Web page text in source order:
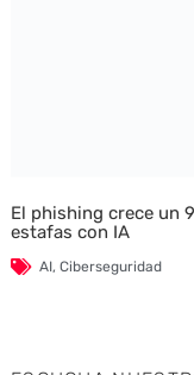
El phishing crece un
estafas con IA
AI, Ciberseguridad